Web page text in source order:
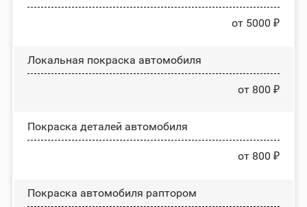
от 5000 ₽
Локальная покраска автомобиля
от 800 ₽
Покраска деталей автомобиля
от 800 ₽
Покраска автомобиля раптором